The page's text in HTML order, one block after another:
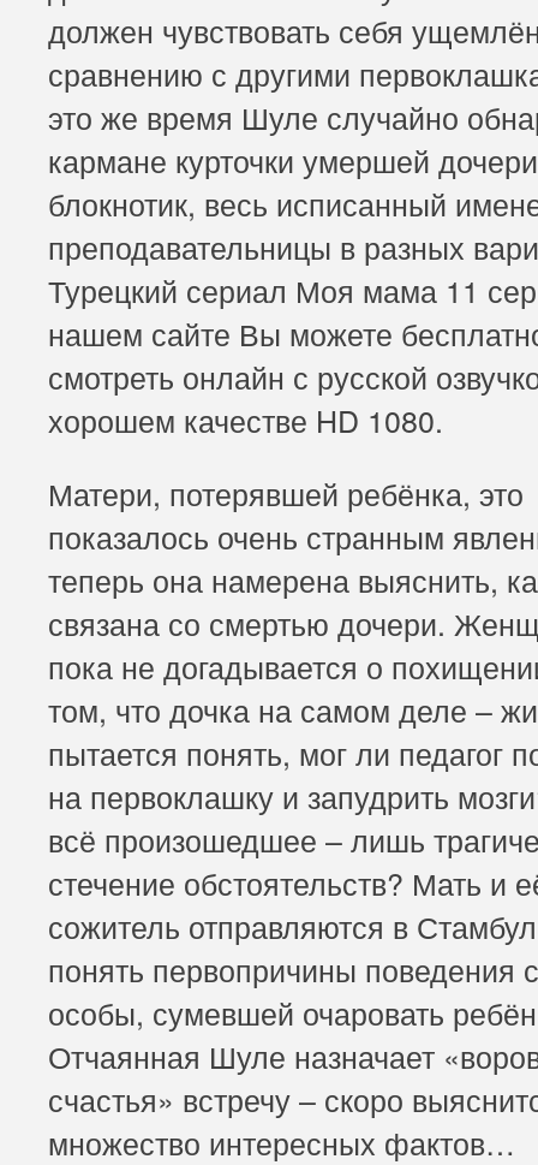
должен чувствовать себя
сравнению с другими
это же время Шуле случайно
кармане курточки умершей дочери
блокнотик, весь исписанный
преподавательницы в разных
Турецкий сериал Моя мама 11
нашем сайте Вы можете
смотреть онлайн с русской
хорошем качестве HD 1080.
Матери, потерявшей ребёнка, это
показалось очень странным
теперь она намерена выяснить,
связана со смертью дочери.
пока не догадывается о
том, что дочка на самом деле –
пытается понять, мог ли педагог
на первоклашку и запудрить
всё произошедшее – лишь
стечение обстоятельств? Мать и
сожитель отправляются в
понять первопричины поведения
особы, сумевшей очаровать
Отчаянная Шуле назначает
счастья» встречу – скоро
множество интересных фактов…